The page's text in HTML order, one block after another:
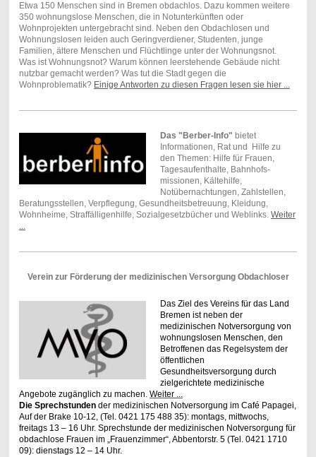
Etwa 150 Menschen sind in Bremen obdachlos. Dazu kommen weitere
350 wohnungslose Menschen, die in Notunterkünften oder
Wohnprojekten untergebracht sind. Neben den Obdachlosen und
Wohnungslosen leiden auch Geringverdiener, Studenten, junge
Familien, ältere Menschen und Flüchtlinge unter der Wohnungsnot.
Was ist Wohnungsnot? Warum können leerstehende Gebäude nicht
nutzbar gemacht werden? Was tut die Stadt gegen die
Wohnproblematik? Einige Antworten zu diesen Fragen lesen sie hier ...
Das "Berber-Info" bietet
Informationen, Rat und Hilfe zu
den Themen: Hilfe für Frauen,
Tagesaufenthalte, Bahnhofs-
missionen, Kältehilfe,
Notübernachtungen, Zahlstellen,
Beratungsstellen, Verpflegung, Gesundheitsbetreuung, Kleidung,
Wohnheime, Straffälligenhilfe, Sozialgesetzbücher und Weblinks. Weiter
...
Verein zur Förderung der medizinischen Versorgung Obdachloser
Das Ziel des Vereins für das Land
Bremen ist neben der
medizinischen Notversorgung von
wohnungslosen Menschen, den
Betroffenen das Regelsystem der
öffentlichen
Gesundheitsversorgung durch
zielgerichtete medizinische
Angebote zugänglich zu machen. Weiter ...
Die Sprechstundender medizinischen Notversorgung im Café Papagei,
Auf der Brake 10-12, (Tel. 0421 175 488 35): montags, mittwochs,
freitags 13 – 16 Uhr. Sprechstunde der medizinischen Notversorgung für
obdachlose Frauen im „Frauenzimmer“, Abbentorstr. 5 (Tel. 0421 1710
09): dienstags 12 – 14 Uhr.